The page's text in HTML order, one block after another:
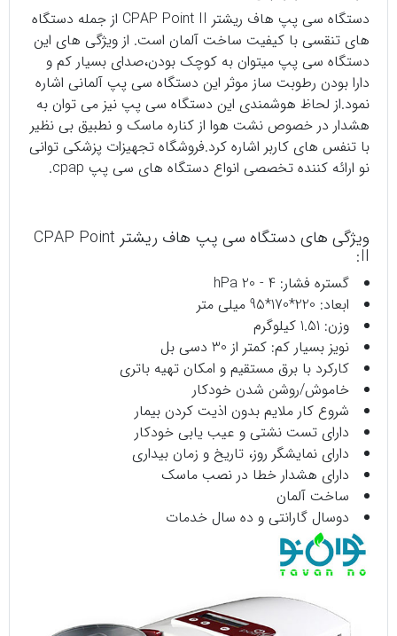
دستگاه سی پپ
هاف ریشتر CPAP Point II از جمله دستگاه
های تنقسی با کیفیت ساخت آلمان است. از ویژگی های این
دستگاه سی پپ میتوان به کوچک بودن،صدای بسیار کم و
دارا بودن رطوبت ساز موثر این دستگاه سی پپ آلمانی اشاره
نمود.از لحاظ هوشمندی این دستگاه سی پپ نیز می توان به
هشدار در خصوص نشت هوا از کناره ماسک و نطبیق بی نظیر
با تنفس های کاربر اشاره کرد.فروشگاه تجهیزات پزشکی توانی
نو ارائه کننده تخصصی انواع دستگاه های سی پپ cpap.
ویژگی های دستگاه سی پپ هاف ریشتر CPAP Point
II:
گستره فشار: 4 - 20 hPa
ابعاد: 220*170*95 میلی متر
وزن: 1.51 کیلوگرم
نویز بسیار کم: کمتر از 30 دسی بل
کارکرد با برق مستقیم و امکان تهیه باتری
خاموش/روشن شدن خودکار
شروع کار ملایم بدون اذیت کردن بیمار
دارای تست نشتی و عیب یابی خودکار
دارای نمایشگر روز، تاریخ و زمان بیداری
دارای هشدار خطا در نصب ماسک
ساخت آلمان
دوسال گارانتی و ده سال خدمات